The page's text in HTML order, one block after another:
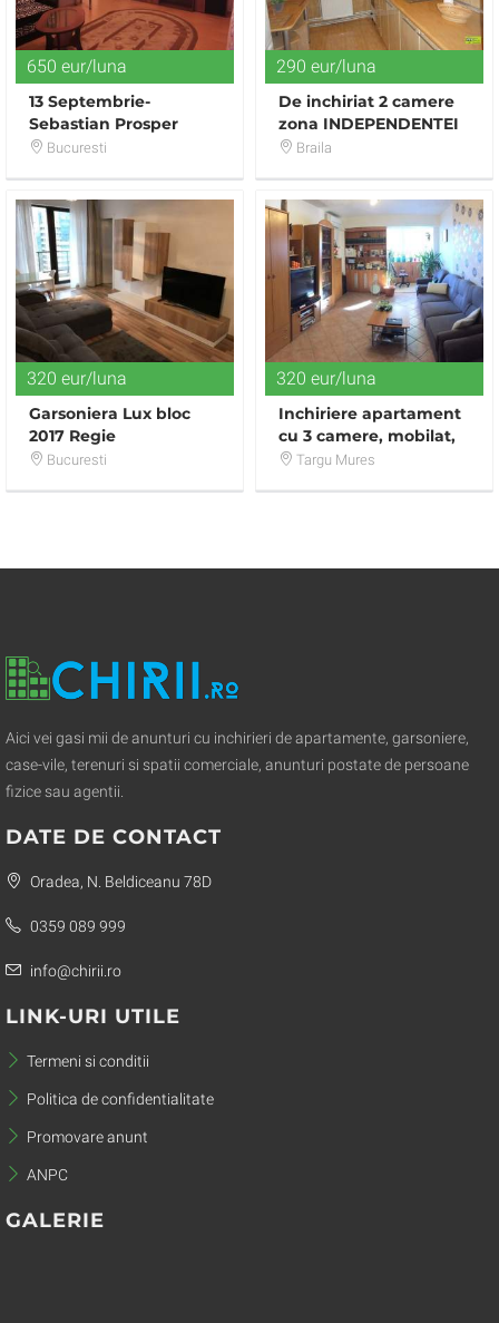
650 eur/luna
13 Septembrie-
Sebastian Prosper
Bucuresti
290 eur/luna
De inchiriat 2 camere
zona INDEPENDENTEI
Hristo Botev mobilat si
Braila
320 eur/luna
Garsoniera Lux bloc
2017 Regie
Bucuresti
320 eur/luna
Inchiriere apartament
cu 3 camere, mobilat,
utilat, zona Fortuna-
Targu Mures
Aici vei gasi mii de anunturi cu inchirieri de apartamente, garsoniere,
case-vile, terenuri si spatii comerciale, anunturi postate de persoane
fizice sau agentii.
DATE DE CONTACT
Oradea, N. Beldiceanu 78D
0359 089 999
info@chirii.ro
LINK-URI UTILE
Termeni si conditii
Politica de confidentialitate
Promovare anunt
ANPC
GALERIE